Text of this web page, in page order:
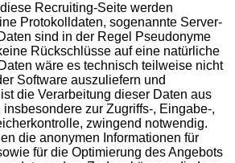
Recruiting-Seite werden
Protokolldaten, sogenannte Server-
sind in der Regel Pseudonyme
Rückschlüsse auf eine natürliche
wäre es technisch teilweise nicht
Software auszuliefern und
die Verarbeitung dieser Daten aus
zur Zugriffs-, Eingabe-,
zwingend notwendig.
die anonymen Informationen für
für die Optimierung des Angebots